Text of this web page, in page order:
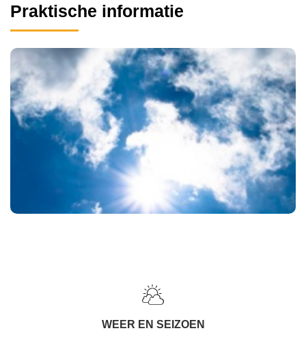
Praktische informatie
WEER EN SEIZOEN